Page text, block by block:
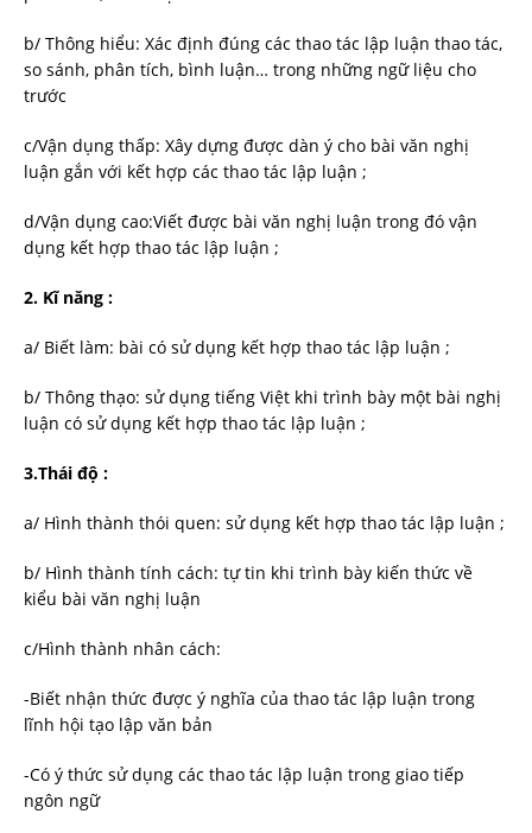
b/ Thông hiểu: Xác định đúng các thao tác lập luận thao tác,
so sánh, phân tích, bình luận… trong những ngữ liệu cho
trước
c/Vận dụng thấp: Xây dựng được dàn ý cho bài văn nghị
luận gắn với kết hợp các thao tác lập luận ;
d/Vận dụng cao:Viết được bài văn nghị luận trong đó vận
dụng kết hợp thao tác lập luận ;
2. Kĩ năng :
a/ Biết làm: bài có sử dụng kết hợp thao tác lập luận ;
b/ Thông thạo: sử dụng tiếng Việt khi trình bày một bài nghị
luận có sử dụng kết hợp thao tác lập luận ;
3.Thái độ :
a/ Hình thành thói quen: sử dụng kết hợp thao tác lập luận ;
b/ Hình thành tính cách: tự tin khi trình bày kiến thức về
kiểu bài văn nghị luận
c/Hình thành nhân cách:
-Biết nhận thức được ý nghĩa của thao tác lập luận trong
lĩnh hội tạo lập văn bản
-Có ý thức sử dụng các thao tác lập luận trong giao tiếp
ngôn ngữ